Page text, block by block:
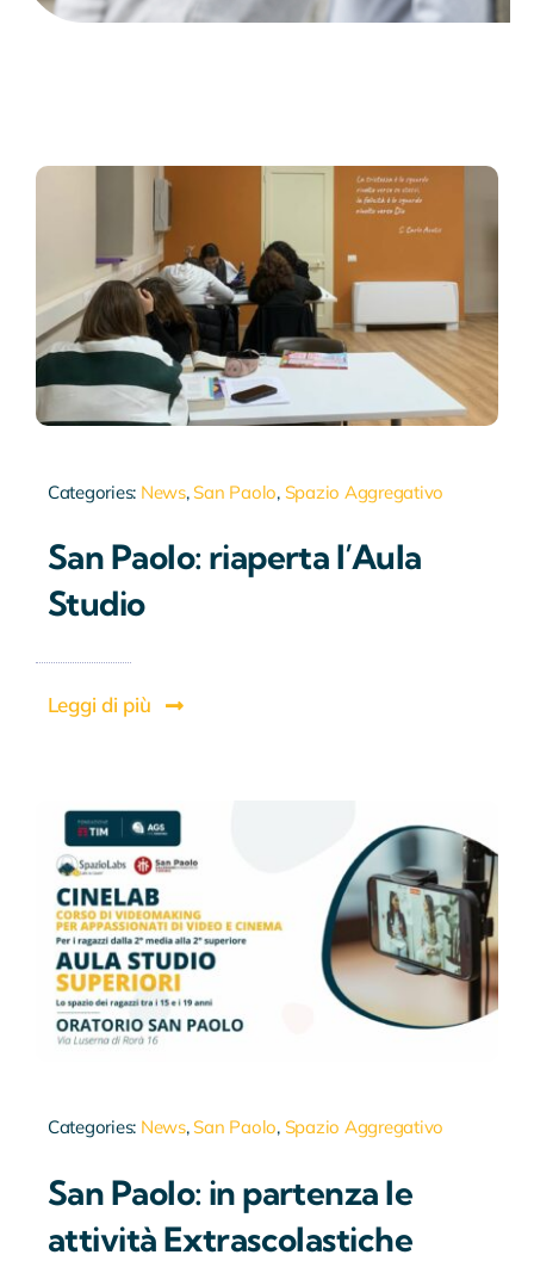
Categories: News, San Paolo, Spazio Aggregativo
San Paolo: riaperta l’Aula
Studio
Leggi di più
Categories: News, San Paolo, Spazio Aggregativo
San Paolo: in partenza le
attività Extrascolastiche